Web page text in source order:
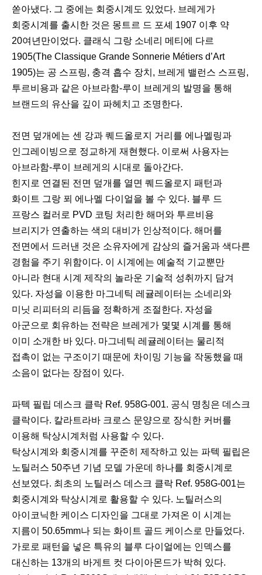
쏟아냈다. 그 중에는 회중시계도 있었다. 브레게가
회중시계를 출시한 것은 몽트르 드 포셰 1907 이후 약
20여년만이었다. 클래식 그랑 소네리 메티에 다르
1905(The Classique Grande Sonnerie Métiers d’Art
1905)는 공 스프링, 충격 흡수 장치, 브레게 밸런스 스프링,
투르비용과 같은 아브라함-루이 브레게의 발명을 통해
브랜드의 유산을 깊이 파헤치고 조명한다.
전면 덮개에는 센 강과 퀘드올로지 거리를 에나멜링과
인그레이빙으로 정교하게 재현했다. 이로써 사용자는
아브라함-루이 브레게의 시대로 돌아간다.
힌지로 연결된 전면 덮개를 열면 퀘드올로지 패턴과
화이트 그랑 푀 에나멜 다이얼을 볼 수 있다. 블루 드
프랑스 컬러로 PVD 코팅 처리한 해머와 투르비용
브리지가 연출하는 색의 대비가 인상적이다. 해머를
전면에서 드러낸 것은 소유자에게 감상의 즐거움과 색다른
경험을 주기 위함이다. 이 시계에는 예술적 기교뿐만
아니라 현대 시계 제작의 놀라운 기술적 성취까지 담겨
있다. 자성을 이용한 마그네틱 레귤레이터는 소네리와
미닛 리피터의 리듬을 정확하게 조절한다. 자성을
아군으로 회유하는 전략은 브레게가 몇몇 시계를 통해
이미 소개한 바 있다. 마그네틱 레귤레이터는 물리적
접촉이 없는 구조이기 때문에 차이밍 기능을 작동했을 때
소음이 없다는 장점이 있다.
파텍 필립 데스크 클락 Ref. 958G-001. 공식 명칭은 데스크
클락이다. 칼라트라바 크로스 문양으로 장식한 커버를
이용해 탁상시계처럼 사용할 수 있다.
탁상시계와 회중시계를 꾸준히 제작하고 있는 파텍 필립은
노틸러스 50주년 기념 모델 가운데 하나를 회중시계로
선보였다. 최초의 노틸러스 데스크 클락 Ref. 958G-001는
회중시계와 탁상시계로 활용할 수 있다. 노틸러스의
아이코닉한 케이스 디자인을 그대로 가져온 이 시계는
지름이 50.65mm나 되는 화이트 골드 케이스로 만들었다.
가로로 패턴을 넣은 특유의 블루 다이얼에는 인덱스를
대신하는 13개의 바게트 컷 다이아몬드가 박혀 있다.